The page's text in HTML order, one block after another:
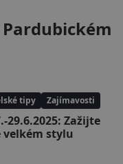
tipy Zajímavosti
29.6.2025: Zažijte
velkém stylu